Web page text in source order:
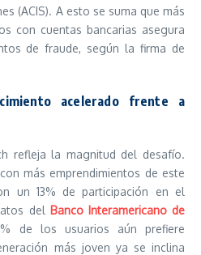
(ACIS). A esto se suma que más
con cuentas bancarias asegura
de fraude, según la firma de
acelerado frente a
refleja la magnitud del desafío.
más emprendimientos de este
un 13% de participación en el
del Banco Interamericano de
de los usuarios aún prefiere
más joven ya se inclina